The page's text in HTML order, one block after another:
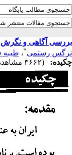
بررسی آگاهی و نگرش
نرگس رستمی*،
چکیده:
(۳۶۶۲ مشاهده)